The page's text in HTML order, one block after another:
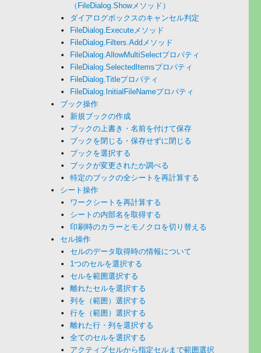
（FileDialog.Showメソッド）
ダイアログボックスのキャンセル判定
FileDialog.Executeメソッド
FileDialog.Filters.Addメソッド
FileDialog.AllowMultiSelectプロパティ
FileDialog.SelectedItemsプロパティ
FileDialog.Titleプロパティ
FileDialog.InitialFileNameプロパティ
ブック操作
新規ブックの作成
ブックの上書き・名前を付けて保存
ブックを閉じる・保存せずに閉じる
ブックを選択する
ブックが変更されたか調べる
特定のブックの全シートを再計算する
シート操作
ワークシートを再計算する
シートの内部名を取得する
印刷時のカラーとモノクロを切り替える
セル操作
セルのデータ取得時の情報について
1つのセルを選択する
セルを範囲選択する
離れたセルを選択する
列を（範囲）選択する
行を（範囲）選択する
離れた行・列を選択する
全てのセルを選択する
アクティブセルから指定セルまで範囲選択